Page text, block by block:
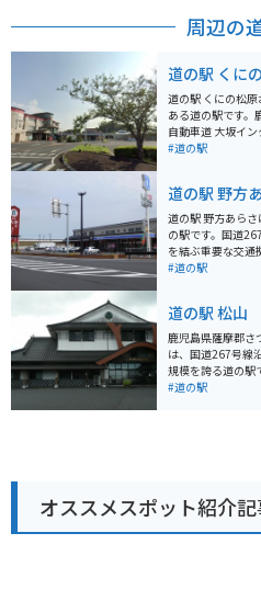
周辺の
道の駅 くに
道の駅 くにの松
ある道の駅です。
自動車道 大坂イ
便が良い場所にあります。 周辺には、日
できる展望台があ
地元の特産品を販
大崎町や鹿児島県
クで訪れる際には
スペースが用意さ
しても最適です。 大崎町は、温暖な気候で知られる地域
です。特に、さつ
か」や「安納芋」
人気があります。
#道の駅
道の駅 野方
道の駅 野方あら
の駅です。国道
を結ぶ重要な交通拠点と
鮮な農産物が販売
ンでは、地元の食
むことができます。 バイクで訪れる場合、道の駅 野
らさは、広々とし
す。周辺には、美
の休憩場所として
は、さつま揚げ
#道の駅
道の駅 松山
鹿児島県薩摩郡さ
は、国道267号線
規模を誇る道の駅です。 地元の新鮮な野菜
め、黒豚や薩摩鶏
食材をふんだん
ないオリジナルメ
た駐車場があるの
はもちろん、地元
おすすめです。
#道の駅
オススメスポット紹介